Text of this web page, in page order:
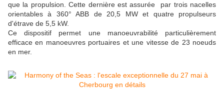
que la propulsion. Cette dernière est assurée par trois nacelles
orientables à 360° ABB de 20,5 MW et quatre propulseurs
d'étrave de 5,5 kW.
Ce dispositif permet une manoeuvrabilité particulièrement
efficace en manoeuvres portuaires et une vitesse de 23 noeuds
en mer.